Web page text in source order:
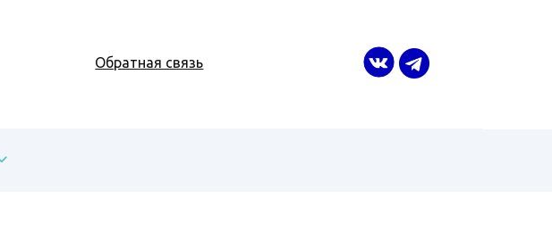
Обратная связь